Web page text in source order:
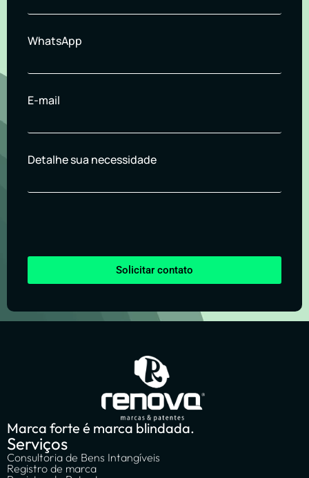
WhatsApp
E-mail
Detalhe sua necessidade
Solicitar contato
Marca forte é marca blindada.
Serviços
Consultoria de Bens Intangíveis
Registro de marca